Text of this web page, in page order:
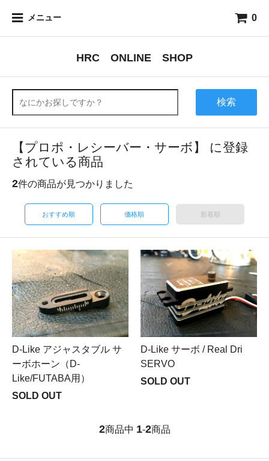
メニュー 0
HRC ONLINE SHOP
検索
【プロポ・レシーバー・サーボ】 に登録
されている商品
2件の商品が見つかりました
おすすめ順 価格順 新着順
D-Like アジャスタブル サ
ーボホーン（D-
Like/FUTABA用）
SOLD OUT
D-Like サーボ / Real Dri
SERVO
SOLD OUT
2商品中 1-2商品